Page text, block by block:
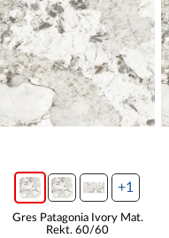
+1
Gres Patagonia Ivory Mat.
Rekt. 60/60